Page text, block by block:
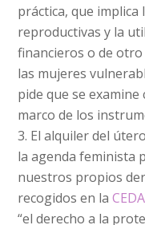
práctica, que
reproductivas y la
financieros o de
las mujeres
pide que se
marco de los
El alquiler del
la agenda feminista
nuestros propios
recogidos en la
“el derecho a la